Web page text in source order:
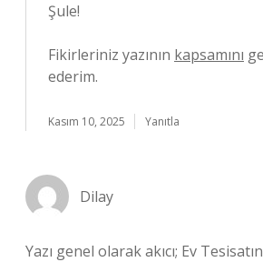
Şule!
Fikirleriniz yazının kapsamını
ederim.
Kasım 10, 2025 Yanıtla
Dilay
Yazı genel olarak akıcı; Ev